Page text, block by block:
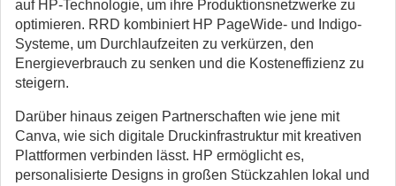
auf HP-Technologie, um ihre Produktionsnetzwerke zu
optimieren. RRD kombiniert HP PageWide- und Indigo-
Systeme, um Durchlaufzeiten zu verkürzen, den
Energieverbrauch zu senken und die Kosteneffizienz zu
steigern.
Darüber hinaus zeigen Partnerschaften wie jene mit
Canva, wie sich digitale Druckinfrastruktur mit kreativen
Plattformen verbinden lässt. HP ermöglicht es,
personalisierte Designs in großen Stückzahlen lokal und